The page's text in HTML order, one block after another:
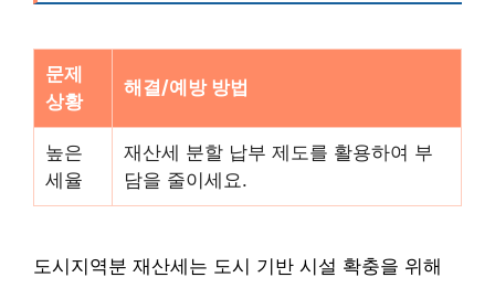
문제
상황
해결/예방 방법
높은
세율
재산세 분할 납부 제도를 활용하여 부
담을 줄이세요.
도시지역분 재산세는 도시 기반 시설 확충을 위해